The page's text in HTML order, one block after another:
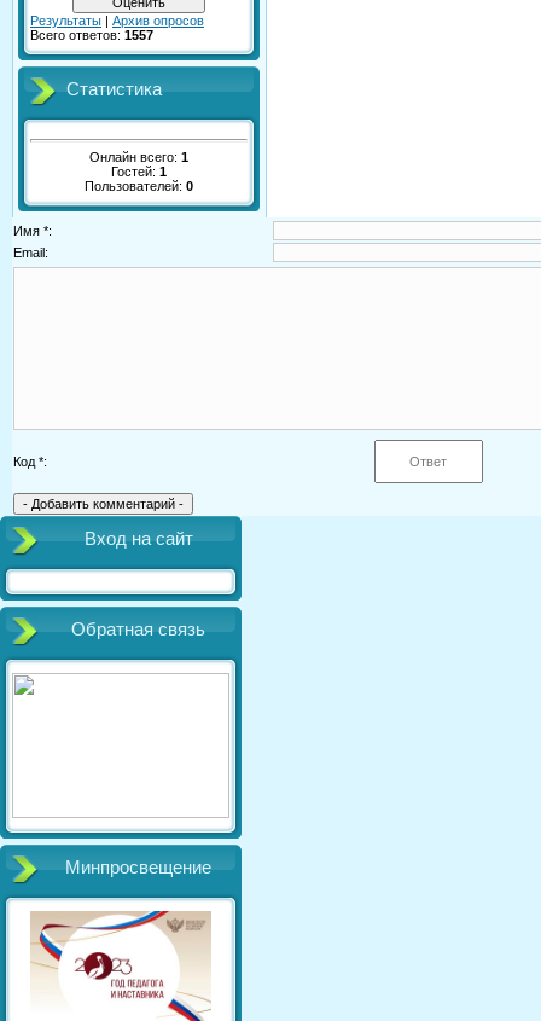
Результаты | Архив опросов
Всего ответов: 1557
Статистика
Онлайн всего: 1
Гостей: 1
Пользователей: 0
Имя *:
Email:
Код *:
Вход на сайт
Обратная связь
Минпросвещение